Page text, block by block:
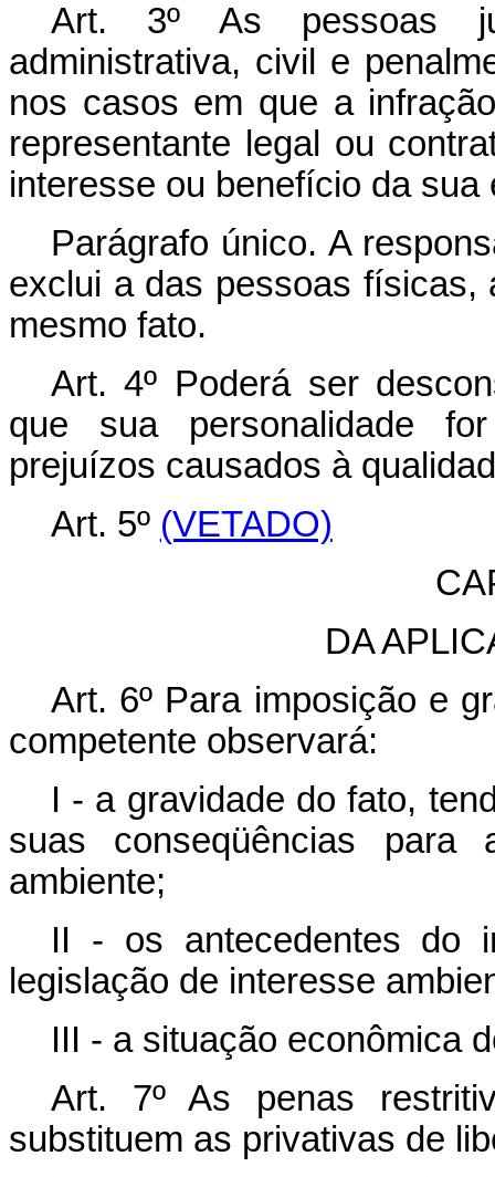
Art. 3º As pessoas
administrativa, civil e
nos casos em que a
representante legal ou
interesse ou benefício da sua
Parágrafo único. A
exclui a das pessoas físicas,
mesmo fato.
Art. 4º Poderá ser
que sua personalidade
prejuízos causados à
Art. 5º (VETADO)
DA
Art. 6º Para imposição e
competente observará:
I - a gravidade do fato,
suas conseqüências
ambiente;
II - os antecedentes do
legislação de interesse
III - a situação econômica
Art. 7º As penas
substituem as privativas de